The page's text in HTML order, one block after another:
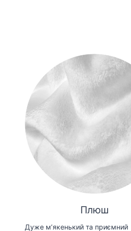
Плюш
Дуже мʼякенький та приємний